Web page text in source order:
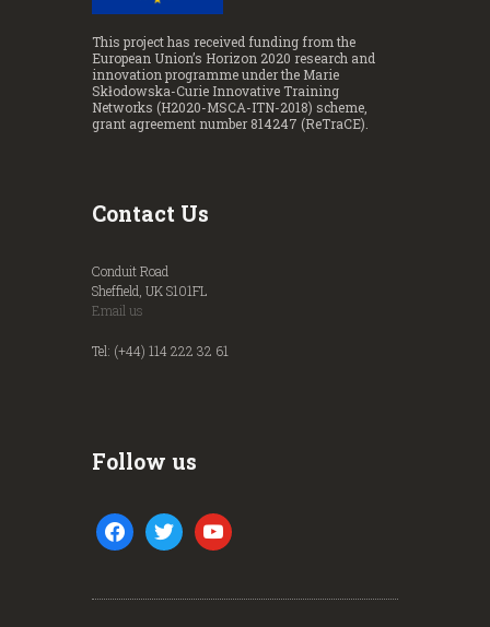
This project has received funding from the
European Union’s Horizon 2020 research and
innovation programme under the Marie
Skłodowska-Curie Innovative Training
Networks (H2020-MSCA-ITN-2018) scheme,
grant agreement number 814247 (ReTraCE).
Contact Us
Conduit Road
Sheffield, UK S101FL
Email us
Tel: (+44) 114 222 32 61
Follow us
facebook twitter youtube